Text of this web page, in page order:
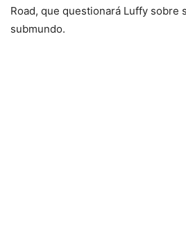
Road, que questionará Luffy sobre
submundo.